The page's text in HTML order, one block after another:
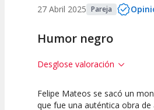
27 Abril 2025 Pareja
Humor negro
Desglose valoración
10 10
Felipe Mateos se sacó un
que fue una auténtica obra